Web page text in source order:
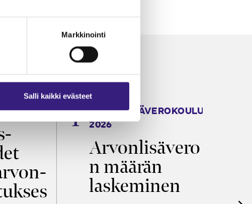
Markkinointi
Salli kaikki evästeet
ARVONLISÄVEROKOULU
2026
Arvonlisävero
n määrän
laskeminen